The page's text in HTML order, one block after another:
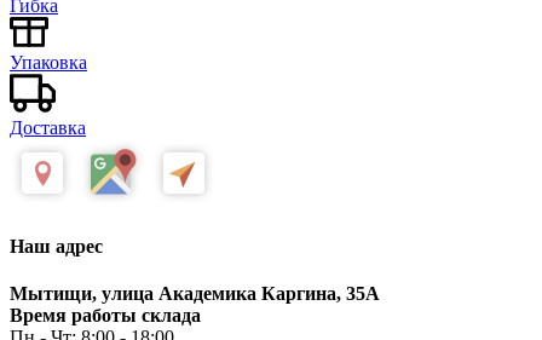
Гибка
Упаковка
Доставка
Наш адрес
Мытищи, улица Академика Каргина, 35А
Время работы склада